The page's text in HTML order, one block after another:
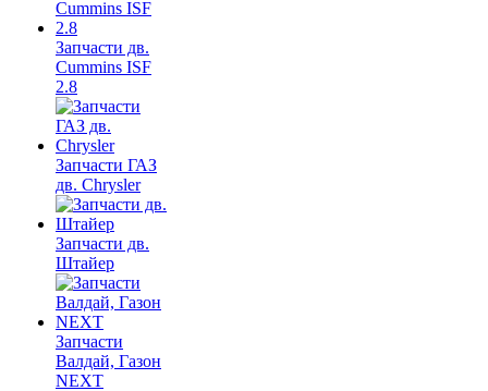
Запчасти дв.
Cummins ISF
2.8
Запчасти ГАЗ
дв. Chrysler
Запчасти дв.
Штайер
Запчасти
Валдай, Газон
NEXT